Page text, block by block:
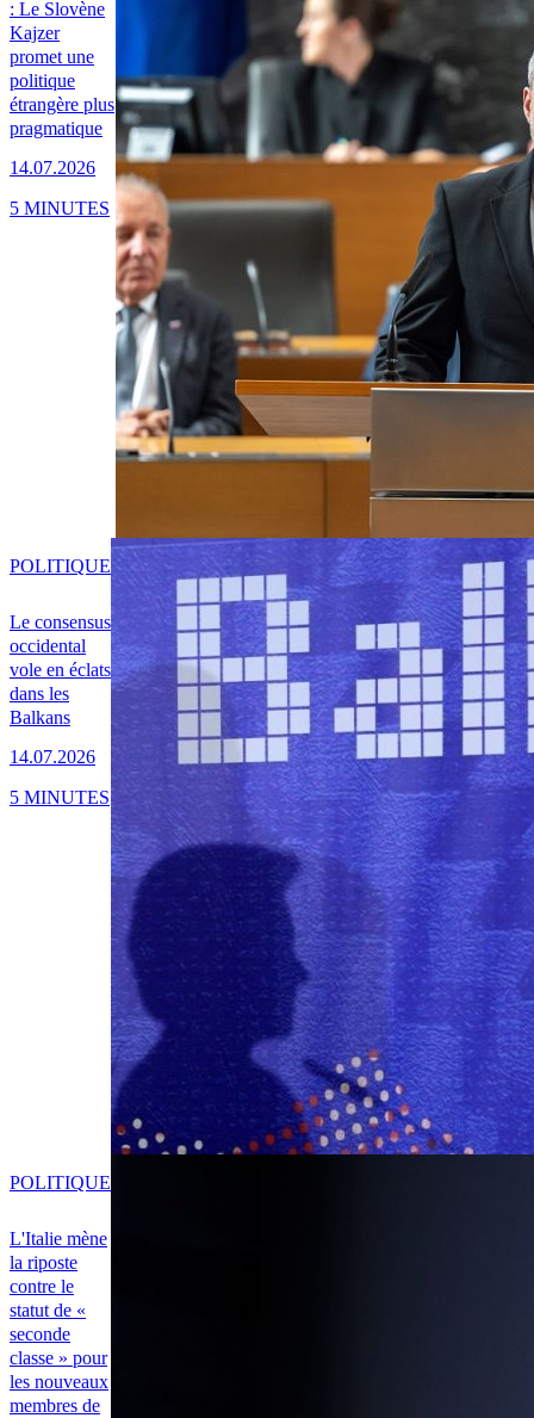
: Le Slovène
Kajzer
promet une
politique
étrangère plus
pragmatique
14.07.2026
5 MINUTES
Le consensus
occidental
vole en éclats
dans les
Balkans
14.07.2026
POLITIQUE
5 MINUTES
L'Italie mène
la riposte
contre le
statut de «
seconde
classe » pour
les nouveaux
membres de
POLITIQUE